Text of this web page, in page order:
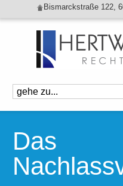
Bismarckstraße 122,
Das